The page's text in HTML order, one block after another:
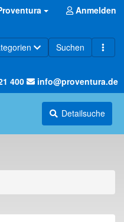
Anmelden
Suchen
400 info@proventura.de
Detailsuche